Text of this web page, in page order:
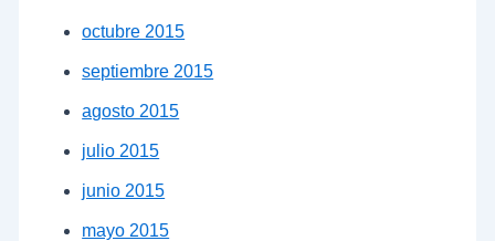
octubre 2015
septiembre 2015
agosto 2015
julio 2015
junio 2015
mayo 2015